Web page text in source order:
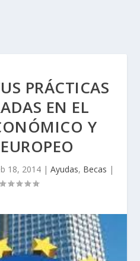
PRÁCTICAS
EN EL
Y
18, 2014| Ayudas, Becas |